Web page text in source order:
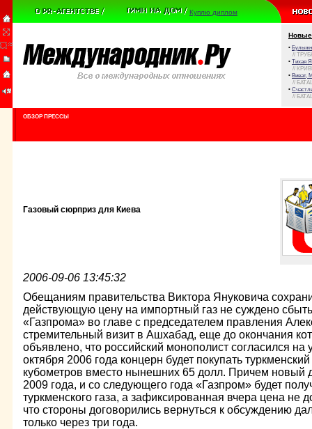
Куплю диплом
Новые
•
//
• Тихая
//
• Виват,
//
•
//
ОБЗОР ПРЕССЫ
Газовый сюрприз для Киева
2006-09-06 13:45:32
Обещаниям правительства Виктора Януковича
действующую цену на импортный газ не суждено
«Газпрома» во главе с председателем правления
стремительный визит в Ашхабад, еще до окончания
объявлено, что российский монополист согласился
октября 2006 года концерн будет покупать
кубометров вместо нынешних 65 долл. Причем новый
2009 года, и со следующего года «Газпром» будет
туркменского газа, а зафиксированная вчера цена не
что стороны договорились вернуться к обсуждению
только через три года.